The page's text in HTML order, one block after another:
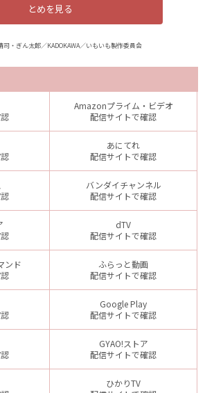
とめを見る
・ぎん太郎／KADOKAWA／いもいも製作委員会
Amazonプライム・ビデオ
配信サイトで確認
あにてれ
配信サイトで確認
バンダイチャンネル
配信サイトで確認
dTV
配信サイトで確認
ンド
ふらっと動画
配信サイトで確認
Google Play
配信サイトで確認
GYAO!ストア
配信サイトで確認
ひかりTV